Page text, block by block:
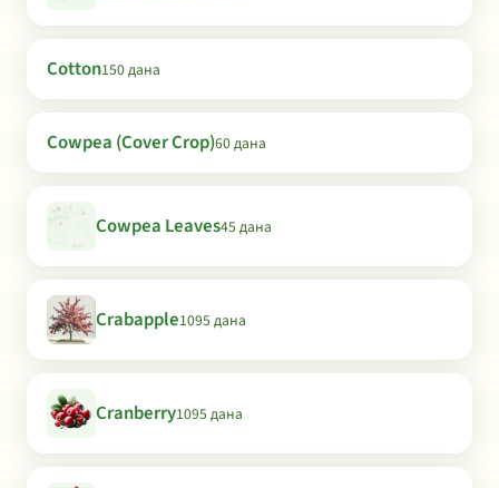
Cotton150 дана
Cowpea (Cover Crop)60 дана
Cowpea Leaves45 дана
Crabapple1095 дана
Cranberry1095 дана